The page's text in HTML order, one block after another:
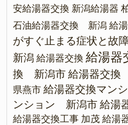
安給湯器交換 新潟給湯器
石油給湯器交換 新潟 給
がすぐ止まる症状と故
新潟 給湯器交換 給湯
換 新潟市 給湯器交
県燕市 給湯器交換マン
ンション 新潟市 給湯
給湯器交換工事 加茂 給湯